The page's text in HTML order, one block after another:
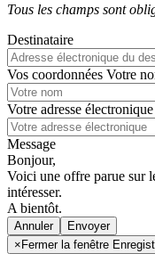
Tous les champs sont
Destinataire
Vos coordonnées Votre
Votre adresse électronique
Message
Bonjour,
Voici une offre parue sur
intéresser.
A bientôt.
Annuler
× Fermer la fenêtre